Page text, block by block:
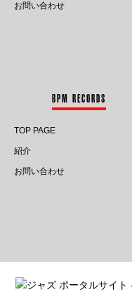
2022.9
2022.5
2021.12
お問い合わせ
BPM RECORDS
TOP PAGE
紹介
お問い合わせ